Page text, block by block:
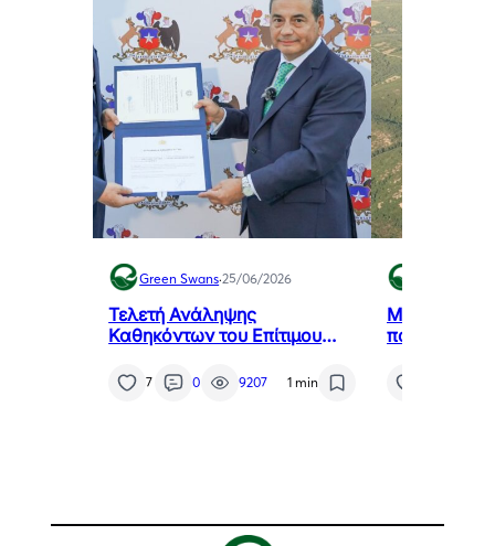
Green Swans·25/06/2026
Τελετή Ανάληψης
Καθηκόντων του Επίτιμου
της Χιλής στη Θεσσαλονίκη,
κ. Αθανάσιου Σαββάκη
7 0 9207 1 min
Μελιγαλάς:
που
καθαρή